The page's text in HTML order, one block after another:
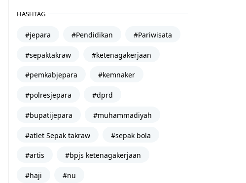
HASHTAG
#jepara #Pendidikan #Pariwisata
#sepaktakraw #ketenagakerjaan
#pemkabjepara #kemnaker
#polresjepara #dprd
#bupatijepara #muhammadiyah
#atlet Sepak takraw #sepak bola
#artis #bpjs ketenagakerjaan
#haji #nu